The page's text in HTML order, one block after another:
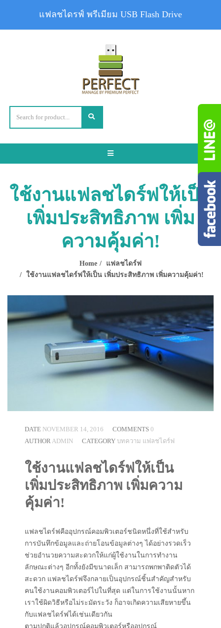
Toggle
ใช้งานแฟลชไดร์ฟให้เป็น
เพิ่มประสิทธิภาพ เพิ่ม
ความคุ้มค่า!
Home
แฟลชไดร์ฟ
ใช้งานแฟลชไดร์ฟให้เป็น เพิ่มประสิทธิภาพ เพิ่มความคุ้มค่า!
DATE NOVEMBER 14, 2016 COMMENTS 0
AUTHORADMIN CATEGORY บทความ แฟลชไดร์ฟ
ใช้งานแฟลชไดร์ฟให้เป็น
เพิ่มประสิทธิภาพ เพิ่มความ
คุ้มค่า!
แฟลชไดร์ฟคืออุปกรณ์คอมพิวเตอร์ชนิดหนึ่งที่ใช้สำหรับ
การบันทึกข้อมูลและถ่ายโอนข้อมูลต่างๆ ได้อย่างรวดเร็ว
ช่วยอำนวยความสะดวกให้แก่ผู้ใช้งานในการทำงาน
ลักษณะต่างๆ อีกทั้งยังมีขนาดเล็ก สามารถพกพาติดตัวได้
สะดวก แฟลชไดร์ฟจึงกลายเป็นอุปกรณ์ชิ้นสำคัญสำหรับ
คนใช้งานคอมพิวเตอร์ไปในที่สุด แต่ในการใช้งานนั้นหาก
เราใช้ผิดวิธีหรือไม่ระมัดระวัง ก็อาจเกิดความเสียหายขึ้น
กับแฟลชไดร์ฟได้เช่นเดียวกัน
ตามปกติแล้วอุปกรณ์คอมพิวเตอร์หรืออุปกรณ์
แฟลชไดรฟ์ พรีเมียม USB Flash Drive